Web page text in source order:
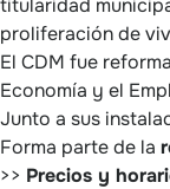
titularidad
proliferación de
El CDM fue
Economía y el
Junto a sus
Forma parte de la
>> Precios y